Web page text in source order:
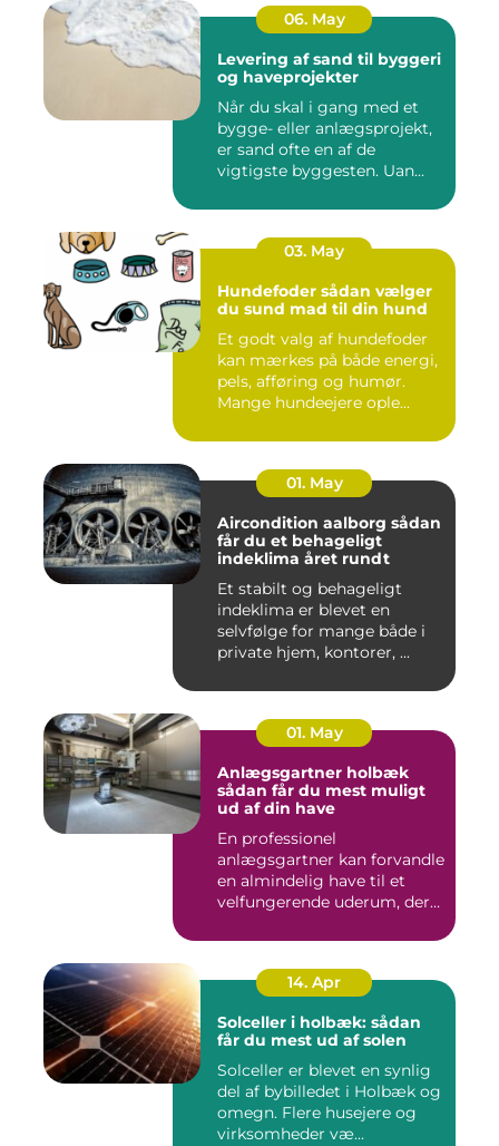
06. May
Levering af sand til byggeri
og haveprojekter
Når du skal i gang med et
bygge- eller anlægsprojekt,
er sand ofte en af de
vigtigste byggesten. Uan...
03. May
Hundefoder sådan vælger
du sund mad til din hund
Et godt valg af hundefoder
kan mærkes på både energi,
pels, afføring og humør.
Mange hundeejere ople...
01. May
Aircondition aalborg sådan
får du et behageligt
indeklima året rundt
Et stabilt og behageligt
indeklima er blevet en
selvfølge for mange både i
private hjem, kontorer, ...
01. May
Anlægsgartner holbæk
sådan får du mest muligt
ud af din have
En professionel
anlægsgartner kan forvandle
en almindelig have til et
velfungerende uderum, der
14. Apr
Solceller i holbæk: sådan
får du mest ud af solen
Solceller er blevet en synlig
del af bybilledet i Holbæk og
omegn. Flere husejere og
virksomheder væ...